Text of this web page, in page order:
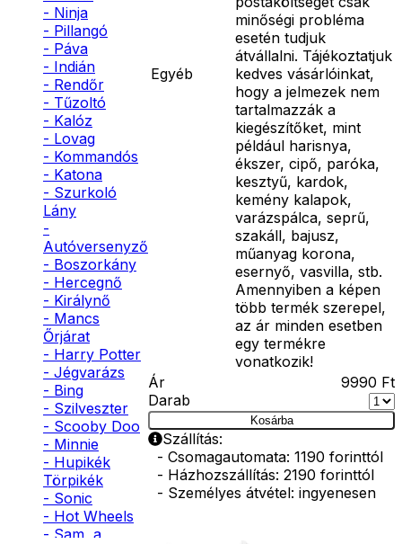
- Ninja
- Pillangó
- Páva
- Indián
- Rendőr
- Tűzoltó
- Kalóz
- Lovag
- Kommandós
- Katona
- Szurkoló
Lány
-
Autóversenyző
- Boszorkány
- Hercegnő
- Királynő
- Mancs
Őrjárat
- Harry Potter
- Jégvarázs
- Bing
- Szilveszter
- Scooby Doo
- Minnie
- Hupikék
Törpikék
- Sonic
- Hot Wheels
- Sam, a
Egyéb
minőségi probléma
esetén tudjuk
átvállalni. Tájékoztatjuk
kedves vásárlóinkat,
hogy a jelmezek nem
tartalmazzák a
kiegészítőket, mint
például harisnya,
ékszer, cipő, paróka,
kesztyű, kardok,
kemény kalapok,
varázspálca, seprű,
szakáll, bajusz,
műanyag korona,
esernyő, vasvilla, stb.
Amennyiben a képen
több termék szerepel,
az ár minden esetben
egy termékre
vonatkozik!
Ár
9990 Ft
Darab
Kosárba
Szállítás:
- Csomagautomata: 1190 forinttól
- Házhozszállítás: 2190 forinttól
- Személyes átvétel: ingyenesen